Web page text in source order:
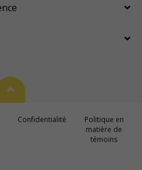
Haut de page
Confidentialité
Politique en
matière de
témoins